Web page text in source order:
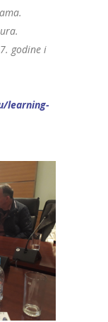
godine i
learning-